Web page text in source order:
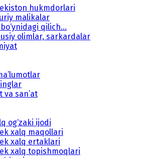
hukmdorlari
malikalar
qilich...
olimlar, sarkardalar
va san’at
og‘zaki ijodi
xalq maqollari
xalq ertaklari
xalq topishmoqlari